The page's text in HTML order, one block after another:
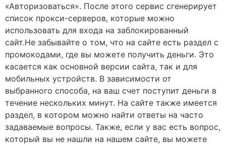
«Авторизоваться». После этого сервис сгенерирует
список прокси-серверов, которые можно
использовать для входа на заблокированный
сайт.Не забывайте о том, что на сайте есть раздел с
промокодами, где вы можете получить деньги. Это
касается как основной версии сайта, так и для
мобильных устройств. В зависимости от
выбранного способа, на ваш счет поступит деньги в
течение нескольких минут. На сайте также имеется
раздел, в котором можно найти ответы на часто
задаваемые вопросы. Также, если у вас есть вопрос,
который вы не нашли на нашем сайте, вы можете